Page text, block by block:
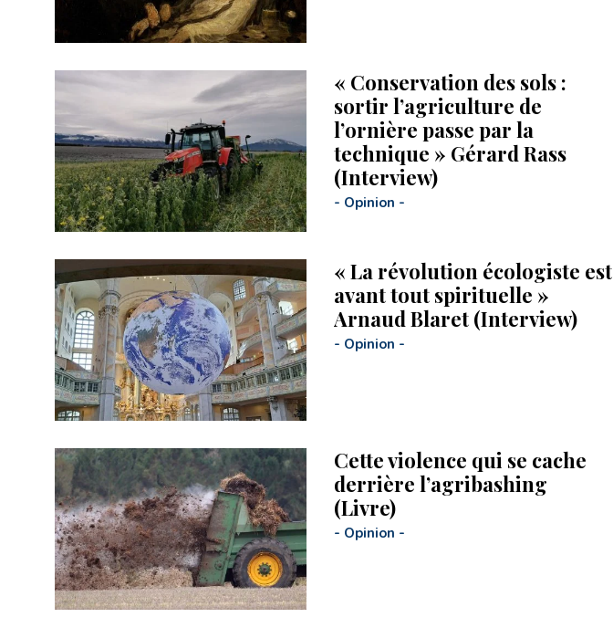
« Conservation des sols :
sortir l’agriculture de
l’ornière passe par la
technique » Gérard Rass
(Interview)
- Opinion -
« La révolution écologiste est
avant tout spirituelle »
Arnaud Blaret (Interview)
- Opinion -
Cette violence qui se cache
derrière l’agribashing
(Livre)
- Opinion -